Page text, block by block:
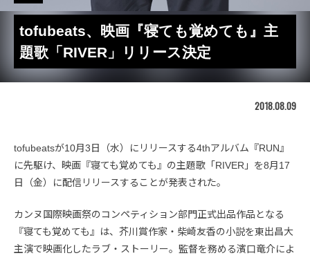
tofubeats、映画『寝ても覚めても』主
題歌「RIVER」リリース決定
2018.08.09
tofubeatsが10月3日（水）にリリースする4thアルバム『RUN』
に先駆け、映画『寝ても覚めても』の主題歌「RIVER」を8月17
日（金）に配信リリースすることが発表された。
カンヌ国際映画祭のコンペティション部門正式出品作品となる
『寝ても覚めても』は、芥川賞作家・柴崎友香の小説を東出昌大
主演で映画化したラブ・ストーリー。監督を務める濱口竜介によ